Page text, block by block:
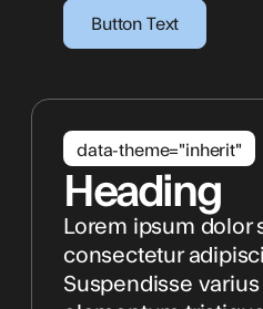
Button Text
data-theme="inherit"
Heading
Lorem ipsum dolor
consectetur
Suspendisse